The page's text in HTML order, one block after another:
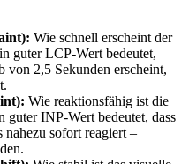
Wie schnell erscheint der
guter LCP-Wert bedeutet,
von 2,5 Sekunden erscheint,
Wie reaktionsfähig ist die
guter INP-Wert bedeutet, dass
sofort reagiert –